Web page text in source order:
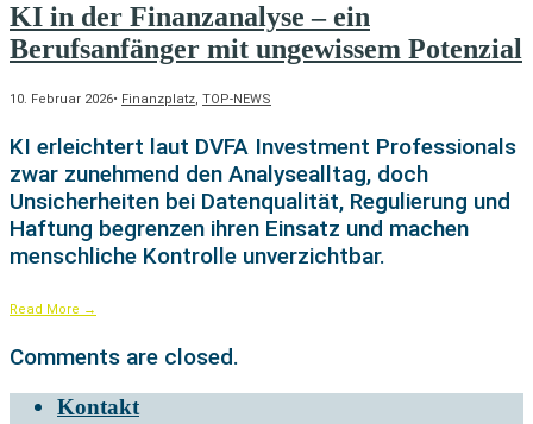
KI in der Finanzanalyse – ein
Berufsanfänger mit ungewissem Potenzial
10. Februar 2026• Finanzplatz, TOP-NEWS
KI erleichtert laut DVFA Investment Professionals
zwar zunehmend den Analysealltag, doch
Unsicherheiten bei Datenqualität, Regulierung und
Haftung begrenzen ihren Einsatz und machen
menschliche Kontrolle unverzichtbar.
Read More →
Comments are closed.
Kontakt